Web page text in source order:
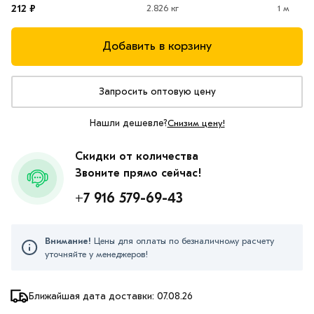
Ближайшая дата доставки: 07.08.26
212 ₽ 2.826 кг 1 м
Добавить в корзину
Запросить оптовую цену
Нашли дешевле?Снизим цену!
Скидки от количества
Звоните прямо сейчас!
+7 916 579-69-43
Внимание! Цены для оплаты по безналичному расчету
уточняйте у менеджеров!